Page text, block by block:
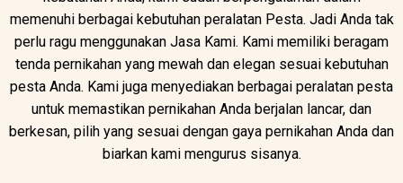
memenuhi berbagai kebutuhan peralatan Pesta. Jadi Anda tak
perlu ragu menggunakan Jasa Kami. Kami memiliki beragam
tenda pernikahan yang mewah dan elegan sesuai kebutuhan
pesta Anda. Kami juga menyediakan berbagai peralatan pesta
untuk memastikan pernikahan Anda berjalan lancar, dan
berkesan, pilih yang sesuai dengan gaya pernikahan Anda dan
biarkan kami mengurus sisanya.